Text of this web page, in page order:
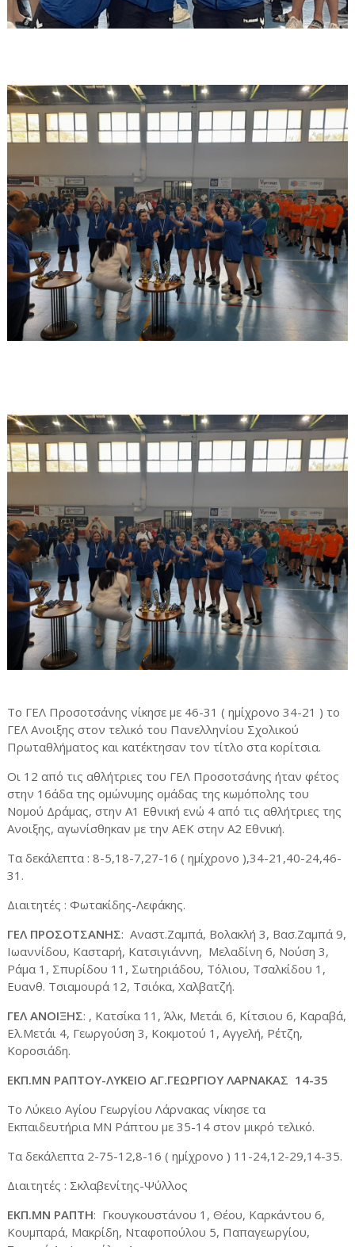
Το ΓΕΛ Προσοτσάνης νίκησε με 46-31 ( ημίχρονο 34-21 ) το
ΓΕΛ Ανοιξης στον τελικό του Πανελληνίου Σχολικού
Πρωταθλήματος και κατέκτησαν τον τίτλο στα κορίτσια.
Οι 12 από τις αθλήτριες του ΓΕΛ Προσοτσάνης ήταν φέτος
στην 16άδα της ομώνυμης ομάδας της κωμόπολης του
Νομού Δράμας, στην Α1 Εθνική ενώ 4 από τις αθλήτριες της
Ανοιξης, αγωνίσθηκαν με την ΑΕΚ στην Α2 Εθνική.
Τα δεκάλεπτα : 8-5,18-7,27-16 ( ημίχρονο ),34-21,40-24,46-
31.
Διαιτητές : Φωτακίδης-Λεφάκης.
ΓΕΛ ΠΡΟΣΟΤΣΑΝΗΣ: Αναστ.Ζαμπά, Βολακλή 3, Βασ.Ζαμπά 9,
Ιωαννίδου, Κασταρή, Κατσιγιάννη, Μελαδίνη 6, Νούση 3,
Ράμα 1, Σπυρίδου 11, Σωτηριάδου, Τόλιου, Τσαλκίδου 1,
Ευανθ. Τσιαμουρά 12, Τσιόκα, Χαλβατζή.
ΓΕΛ ΑΝΟΙΞΗΣ: , Κατσίκα 11, Άλκ, Μετάι 6, Κίτσιου 6, Καραβά,
Ελ.Μετάι 4, Γεωργούση 3, Κοκμοτού 1, Αγγελή, Ρέτζη,
Κοροσιάδη.
ΕΚΠ.ΜΝ ΡΑΠΤΟΥ-ΛΥΚΕΙΟ ΑΓ.ΓΕΩΡΓΙΟΥ ΛΑΡΝΑΚΑΣ 14-35
Το Λύκειο Αγίου Γεωργίου Λάρνακας νίκησε τα
Εκπαιδευτήρια ΜΝ Ράπτου με 35-14 στον μικρό τελικό.
Τα δεκάλεπτα 2-75-12,8-16 ( ημίχρονο ) 11-24,12-29,14-35.
Διαιτητές : Σκλαβενίτης-Ψύλλος
ΕΚΠ.ΜΝ ΡΑΠΤΗ: Γκουγκουστάνου 1, Θέου, Καρκάντου 6,
Κουμπαρά, Μακρίδη, Νταφοπούλου 5, Παπαγεωργίου,